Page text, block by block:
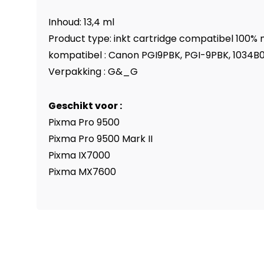
Inhoud: 13,4 ml
Product type: inkt cartridge compatibel 100%
kompatibel : Canon PGI9PBK, PGI-9PBK,
Verpakking : G&_G
Geschikt voor :
Pixma Pro 9500
Pixma Pro 9500 Mark II
Pixma IX7000
Pixma MX7600